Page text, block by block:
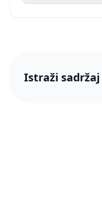
Istraži